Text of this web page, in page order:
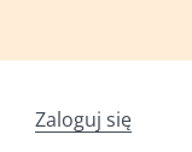
Zaloguj się